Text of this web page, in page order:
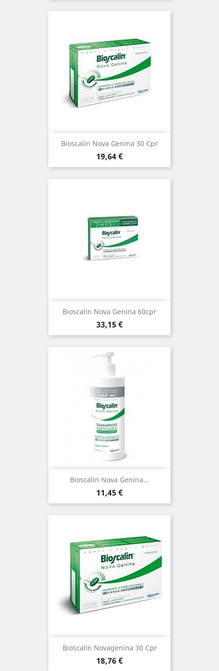
Bioscalin Nova Genina 30 Cpr
Prezzo
19,64 €
Bioscalin Nova Genina 60cpr
Prezzo
33,15 €
Bioscalin Nova Genina...
Prezzo
11,45 €
Bioscalin Novagenina 30 Cpr
Prezzo
18,76 €